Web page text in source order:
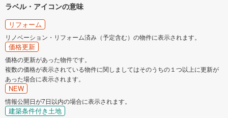
ラベル・アイコンの意味
リフォーム
リノベーション・リフォーム済み（予定含む）の物件に表示されます。
価格更新
価格の更新があった物件です。
複数の価格が表示されている物件に関しましてはそのうちの１つ以上に更新が
あった場合に表示されます。
NEW
情報公開日が7日以内の場合に表示されます。
建築条件付き土地